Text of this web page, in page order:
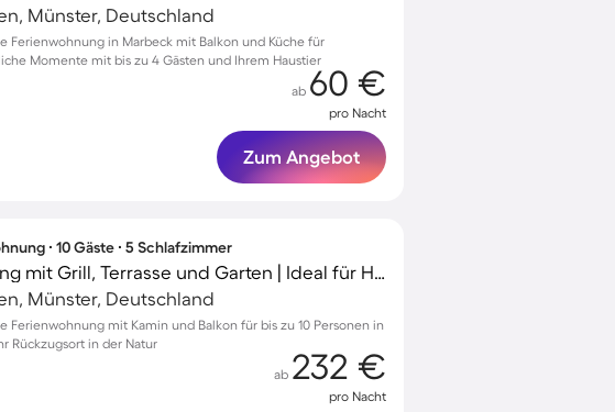
Münster, Deutschland
Ferienwohnung in Marbeck mit Balkon und Küche für
Momente mit bis zu 4 Gästen und Ihrem Haustier
ab 60 €
pro Nacht
Zum Angebot
∙ 10 Gäste ∙ 5 Schlafzimmer
Wohnung mit Grill, Terrasse und Garten | Ideal für Homeoffice
Münster, Deutschland
Ferienwohnung mit Kamin und Balkon für bis zu 10 Personen in
Rückzugsort in der Natur
ab 232 €
pro Nacht